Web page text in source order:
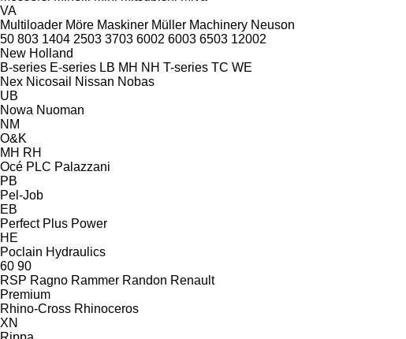
VA
Multiloader Möre Maskiner Müller Machinery Neuson
50 803 1404 2503 3703 6002 6003 6503 12002
New Holland
B-series E-series LB MH NH T-series TC WE
Nex Nicosail Nissan Nobas
UB
Nowa Nuoman
NM
O&K
MH RH
Océ PLC Palazzani
PB
Pel-Job
EB
Perfect Plus Power
HE
Poclain Hydraulics
60 90
RSP Ragno Rammer Randon Renault
Premium
Rhino-Cross Rhinoceros
XN